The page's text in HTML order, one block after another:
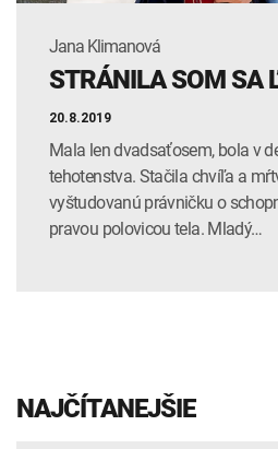
Jana Klimanová
STRÁNILA SOM SA
20.8.2019
Mala len dvadsaťosem, bola v
tehotenstva. Stačila chvíľa a
vyštudovanú právničku o
pravou polovicou tela. Mladý…
NAJČÍTANEJŠIE